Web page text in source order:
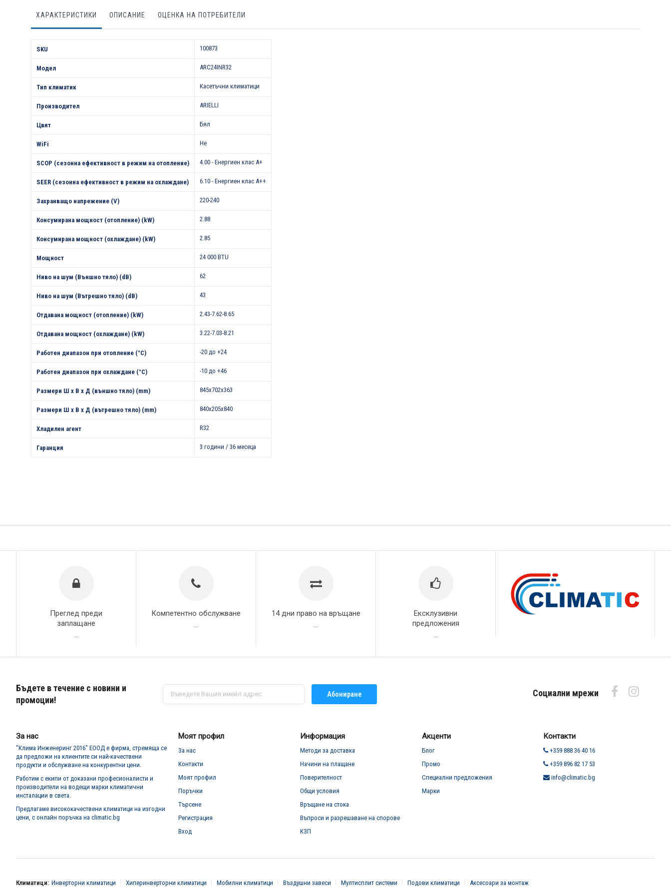
ХАРАКТЕРИСТИКИ ОПИСАНИЕ ОЦЕНКА НА ПОТРЕБИТЕЛИ
SKU
100873
Модел ARC24INR32
Тип климатик Касетъчни климатици
Производител ARIELLI
Цвят Бял
WiFi Не
SCOP (сезонна ефективност в режим на отопление) 4.00 - Енергиен клас A+
SEER (сезонна ефективност в режим на охлаждане) 6.10 - Енергиен клас A++
Захранващо напрежение (V) 220-240
Консумирана мощност (отопление) (kW) 2.88
Консумирана мощност (охлаждане) (kW) 2.85
Мощност 24 000 BTU
Ниво на шум (Външно тяло) (dB) 62
Ниво на шум (Вътрешно тяло) (dB) 43
Отдавана мощност (отопление) (kW) 2.43-7.62-8.65
Отдавана мощност (охлаждане) (kW) 3.22-7.03-8.21
Работен диапазон при отопление (°С) -20 до +24
Работен диапазон при охлаждане (°С) -10 до +46
Размери Ш х В х Д (външно тяло) (mm) 845x702x363
Размери Ш х В х Д (вътрешно тяло) (mm) 840x205x840
Хладилен агент R32
Гаранция 3 години / 36 месеца
Преглед преди
заплащане
Компетентно обслужване 14 дни право на връщане
Ексклузивни
предложения
Бъдете в течение с новини и
промоции!
Абонирай
за
Абониране Социални мрежи
За нас
"Клима Инженеринг 2016" ЕООД е фирма, стремяща се
да предложи на клиентите си най-качествени
продукти и обслужване на конкурентни цени.
Работим с екипи от доказани професионалисти и
производители на водещи марки климатични
инсталации в света.
Предлагаме висококачествени климатици на изгодни
цени, с онлайн поръчка на climatic.bg
Моят профил
За нас
Контакти
Моят профил
Поръчки
Търсене
Регистрация
Вход
Информация
Методи за доставка
Начини на плащане
Поверителност
Общи условия
Връщане на стока
Въпроси и разрешаване на спорове
КЗП
Акценти
Блог
Промо
Специални предложения
Марки
Контакти
+359 888 36 40 16
+359 896 82 17 53
info@climatic.bg
Климатици: Инверторни климатици Хиперинверторни климатици Мобилни климатици Въздушни завеси Мултисплит системи Подови климатици Аксесоари за монтаж